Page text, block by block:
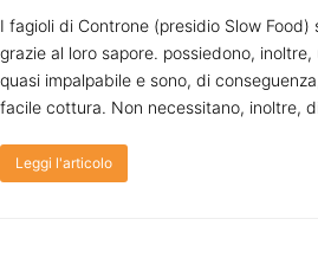
I fagioli di Controne (presidio Slow
grazie al loro sapore. possiedono,
quasi impalpabile e sono, di
facile cottura. Non necessitano, inoltre,
Leggi l'articolo